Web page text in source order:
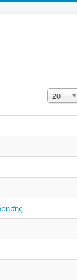
Display #
20